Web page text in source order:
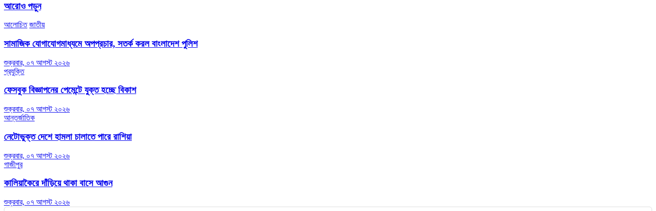
আরোও পড়ুন
আলোচিত জাতীয়
সামাজিক যোগাযোগমাধ্যমে অপপ্রচার, সতর্ক করল বাংলাদেশ পুলিশ
শুক্রবার, ০৭ আগস্ট ২০২৬
প্রযুক্তি
ফেসবুক বিজ্ঞাপনের পেমেন্টে যুক্ত হচ্ছে বিকাশ
শুক্রবার, ০৭ আগস্ট ২০২৬
আন্তর্জাতিক
নেটোভুক্ত দেশে হামলা চালাতে পারে রাশিয়া
শুক্রবার, ০৭ আগস্ট ২০২৬
গাজীপুর
কালিয়াকৈরে দাঁড়িয়ে থাকা বাসে আগুন
শুক্রবার, ০৭ আগস্ট ২০২৬